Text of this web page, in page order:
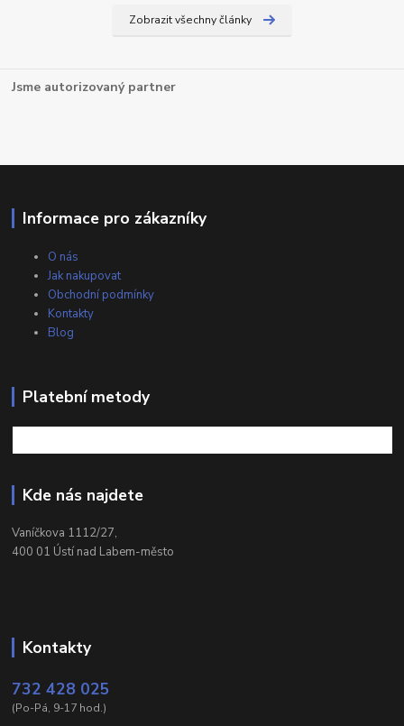
Zobrazit všechny články
Jsme autorizovaný partner
Informace pro zákazníky
O nás
Jak nakupovat
Obchodní podmínky
Kontakty
Blog
Platební metody
Kde nás najdete
Vaníčkova 1112/27,
400 01 Ústí nad Labem-město
Kontakty
732 428 025
(Po-Pá, 9-17 hod.)